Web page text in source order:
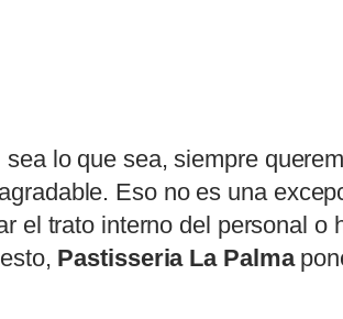
lo que sea, siempre
Eso no es una
el trato interno del personal
Pastisseria La Palma